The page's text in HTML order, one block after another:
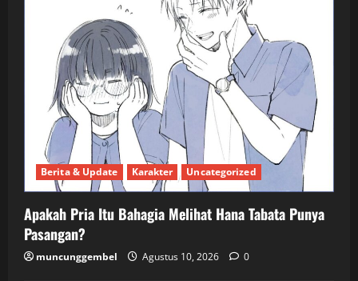
Berita & Update Karakter Uncategorized
Apakah Pria Itu Bahagia Melihat Hana Tabata Punya
Pasangan?
muncunggembel Agustus 10, 2026 0